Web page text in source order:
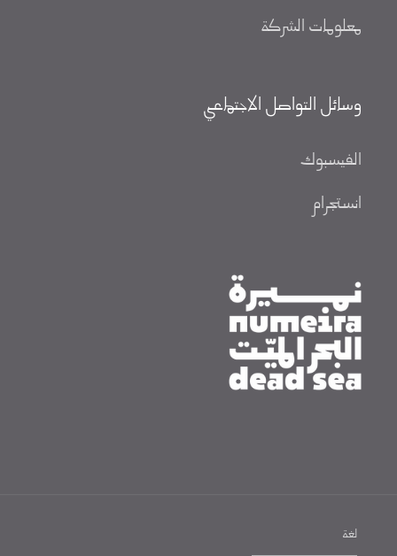
معلومات الشركة
وسائل التواصل الاجتماعي
الفيسبوك
انستجرام
لغة